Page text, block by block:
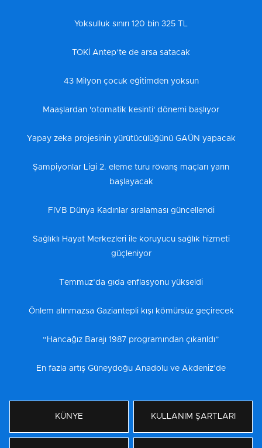
Yoksulluk sınırı 120 bin 325 TL
TOKİ Antep’te de arsa satacak
43 Milyon çocuk eğitimden yoksun
Maaşlardan 'otomatik kesinti' dönemi başlıyor
Yapay zeka projesinin yürütücülüğünü GAÜN yapacak
Şampiyonlar Ligi 2. eleme turu rövanş maçları yarın
başlayacak
FIVB Dünya Kadınlar sıralaması güncellendi
Sağlıklı Hayat Merkezleri ile koruyucu sağlık hizmeti
güçleniyor
Temmuz’da gıda enflasyonu yükseldi
Önlem alınmazsa Gaziantepli kışı kömürsüz geçirecek
“Hancağız Barajı 1987 programından çıkarıldı”
En fazla artış Güneydoğu Anadolu ve Akdeniz’de
KÜNYE KULLANIM ŞARTLARI